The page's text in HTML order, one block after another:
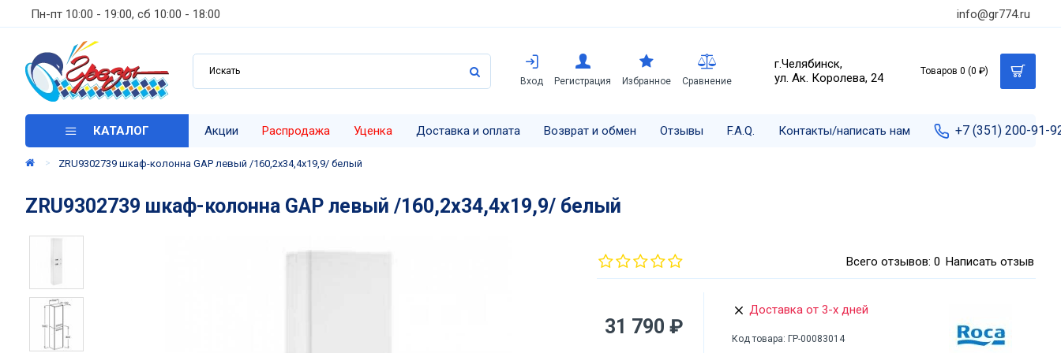
Пн-пт 10:00 - 19:00, сб 10:00 - 18:00 info@gr774.ru
Вход Регистрация Избранное Сравнение
г.Челябинск,
ул. Ак. Королева, 24
Товаров 0 (0 ₽)
КАТАЛОГ Акции Распродажа Уценка Доставка и оплата Возврат и обмен Отзывы F.A.Q. Контакты/написать нам +7 (351) 200-91-
ZRU9302739 шкаф-колонна GAP левый /160,2х34,4х19,9/ белый
ZRU9302739 шкаф-колонна GAP левый /160,2х34,4х19,9/ белый
Всего отзывов: 0 Написать отзыв
31 790 ₽
Доставка от 3-х дней
Код товара: ГР-00083014